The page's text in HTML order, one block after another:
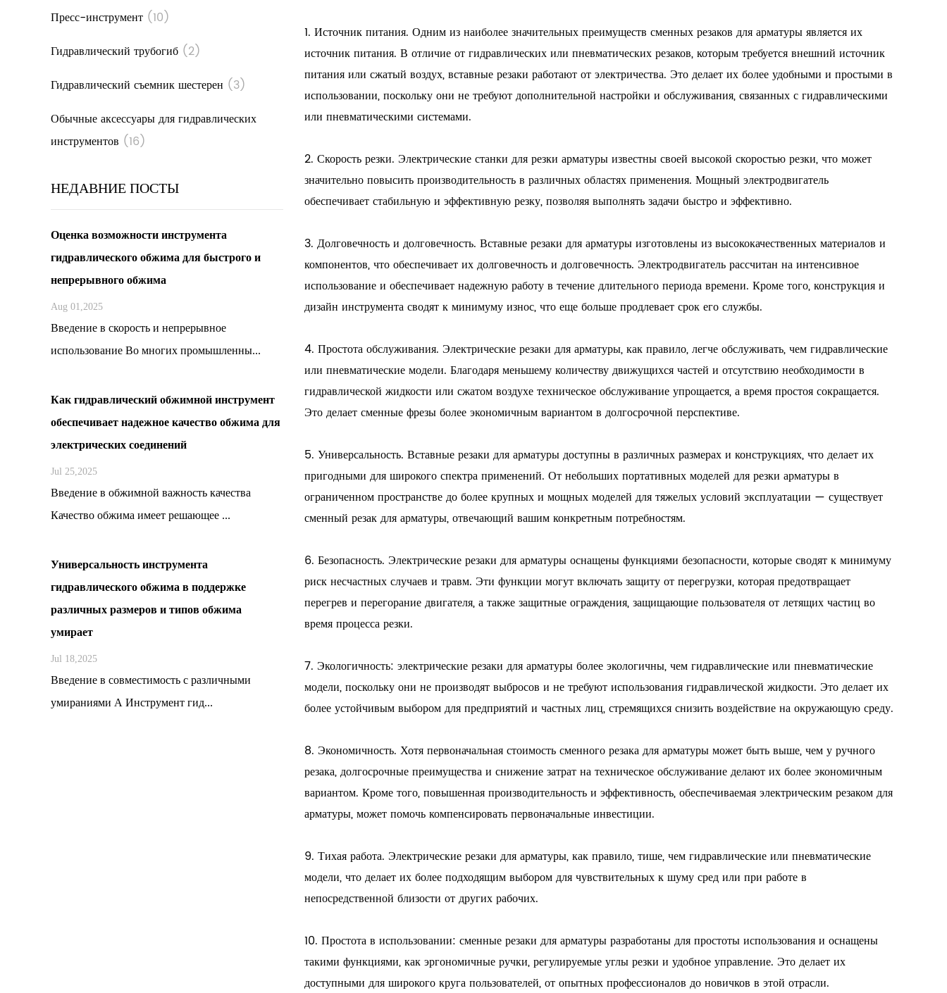
Пресс-инструмент (10)
Гидравлический трубогиб (2)
Гидравлический съемник шестерен (3)
Обычные аксессуары для гидравлических
инструментов (16)
НЕДАВНИЕ ПОСТЫ
Оценка возможности инструмента
гидравлического обжима для быстрого и
непрерывного обжима
Aug 01,2025
Введение в скорость и непрерывное
использование Во многих промышленны...
Как гидравлический обжимной инструмент
обеспечивает надежное качество обжима для
электрических соединений
Jul 25,2025
Введение в обжимной важность качества
Качество обжима имеет решающее ...
Универсальность инструмента
гидравлического обжима в поддержке
различных размеров и типов обжима
умирает
Jul 18,2025
Введение в совместимость с различными
умираниями А Инструмент гид...
1. Источник питания. Одним из наиболее значительных преимуществ сменных резаков для арматуры является их
источник питания. В отличие от гидравлических или пневматических резаков, которым требуется внешний источник
питания или сжатый воздух, вставные резаки работают от электричества. Это делает их более удобными и простыми в
использовании, поскольку они не требуют дополнительной настройки и обслуживания, связанных с гидравлическими
или пневматическими системами.
2. Скорость резки. Электрические станки для резки арматуры известны своей высокой скоростью резки, что может
значительно повысить производительность в различных областях применения. Мощный электродвигатель
обеспечивает стабильную и эффективную резку, позволяя выполнять задачи быстро и эффективно.
3. Долговечность и долговечность. Вставные резаки для арматуры изготовлены из высококачественных материалов и
компонентов, что обеспечивает их долговечность и долговечность. Электродвигатель рассчитан на интенсивное
использование и обеспечивает надежную работу в течение длительного периода времени. Кроме того, конструкция и
дизайн инструмента сводят к минимуму износ, что еще больше продлевает срок его службы.
4. Простота обслуживания. Электрические резаки для арматуры, как правило, легче обслуживать, чем гидравлические
или пневматические модели. Благодаря меньшему количеству движущихся частей и отсутствию необходимости в
гидравлической жидкости или сжатом воздухе техническое обслуживание упрощается, а время простоя сокращается.
Это делает сменные фрезы более экономичным вариантом в долгосрочной перспективе.
5. Универсальность. Вставные резаки для арматуры доступны в различных размерах и конструкциях, что делает их
пригодными для широкого спектра применений. От небольших портативных моделей для резки арматуры в
ограниченном пространстве до более крупных и мощных моделей для тяжелых условий эксплуатации — существует
сменный резак для арматуры, отвечающий вашим конкретным потребностям.
6. Безопасность. Электрические резаки для арматуры оснащены функциями безопасности, которые сводят к минимуму
риск несчастных случаев и травм. Эти функции могут включать защиту от перегрузки, которая предотвращает
перегрев и перегорание двигателя, а также защитные ограждения, защищающие пользователя от летящих частиц во
время процесса резки.
7. Экологичность: электрические резаки для арматуры более экологичны, чем гидравлические или пневматические
модели, поскольку они не производят выбросов и не требуют использования гидравлической жидкости. Это делает их
более устойчивым выбором для предприятий и частных лиц, стремящихся снизить воздействие на окружающую среду.
8. Экономичность. Хотя первоначальная стоимость сменного резака для арматуры может быть выше, чем у ручного
резака, долгосрочные преимущества и снижение затрат на техническое обслуживание делают их более экономичным
вариантом. Кроме того, повышенная производительность и эффективность, обеспечиваемая электрическим резаком для
арматуры, может помочь компенсировать первоначальные инвестиции.
9. Тихая работа. Электрические резаки для арматуры, как правило, тише, чем гидравлические или пневматические
модели, что делает их более подходящим выбором для чувствительных к шуму сред или при работе в
непосредственной близости от других рабочих.
10. Простота в использовании: сменные резаки для арматуры разработаны для простоты использования и оснащены
такими функциями, как эргономичные ручки, регулируемые углы резки и удобное управление. Это делает их
доступными для широкого круга пользователей, от опытных профессионалов до новичков в этой отрасли.